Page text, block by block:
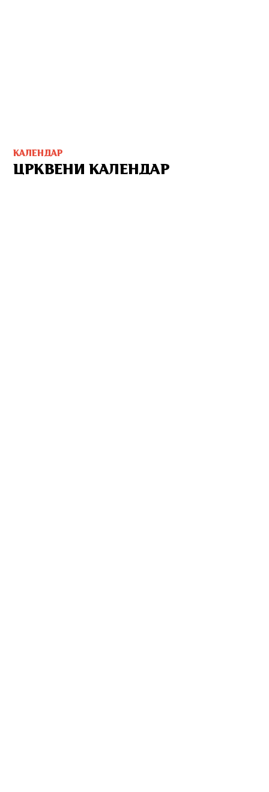
КАЛЕНДАР
ЦРКВЕНИ КАЛЕНДАР